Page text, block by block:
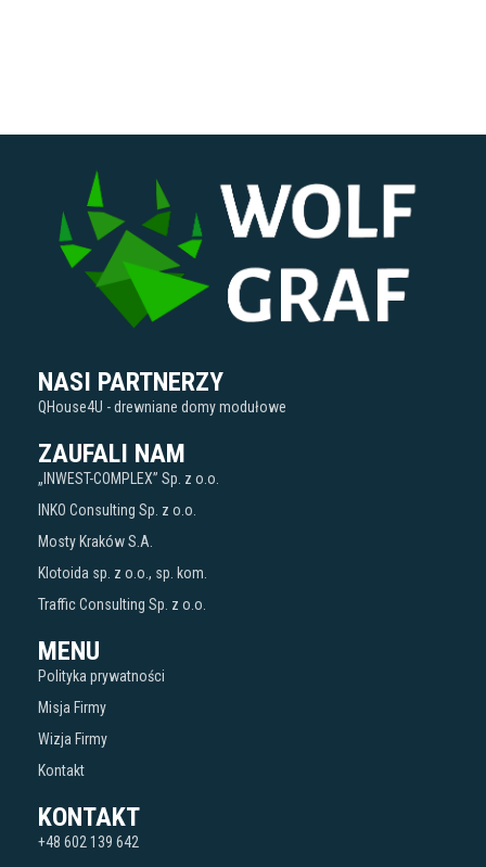
NASI PARTNERZY
QHouse4U - drewniane domy modułowe
ZAUFALI NAM
„INWEST-COMPLEX” Sp. z o.o.
INKO Consulting Sp. z o.o.
Mosty Kraków S.A.
Klotoida sp. z o.o., sp. kom.
Traffic Consulting Sp. z o.o.
MENU
Polityka prywatności
Misja Firmy
Wizja Firmy
Kontakt
KONTAKT
+48 602 139 642